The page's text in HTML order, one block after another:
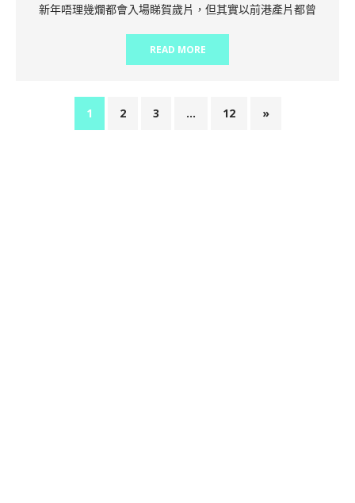
新年唔理幾爛都會入場睇賀歲片，但其實以前港產片都曾
READ MORE
1 2 3 … 12 »